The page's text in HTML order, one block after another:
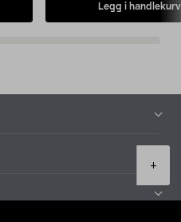
+
Legg i handlekurv